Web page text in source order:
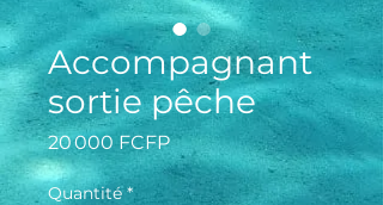
Accompagnant
sortie pêche
20 000 FCFPPrix
Quantité *